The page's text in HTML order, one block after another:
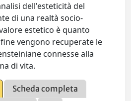
dell'esteticità del
di una realtà socio-
estetico è quanto
vengono recuperate le
connesse alla
di vita.
Scheda completa